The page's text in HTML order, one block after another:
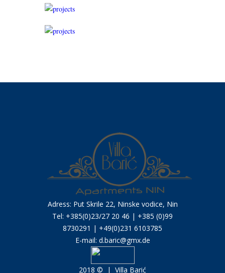
Adress: Put Skrile 22, Ninske vodice, Nin
Tel: +385(0)23/27 20 46 | +385 (0)99
8730291 | +49(0)231 6103785
E-mail: d.baric@gmx.de
2018 ©  |  Villa Barić